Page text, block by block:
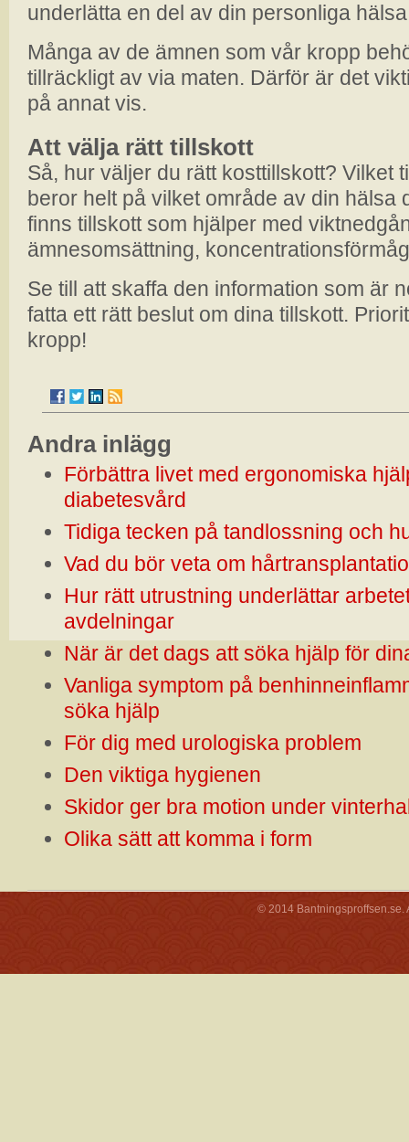
underlätta en del av din personliga
Många av de ämnen som vår kropp
tillräckligt av via maten. Därför är det
på annat vis.
Att välja rätt tillskott
Så, hur väljer du rätt kosttillskott? Vilket
beror helt på vilket område av din hälsa
finns tillskott som hjälper med
ämnesomsättning,
Se till att skaffa den information som är
fatta ett rätt beslut om dina tillskott.
kropp!
Andra inlägg
Förbättra livet med ergonomiska
diabetesvård
Tidiga tecken på tandlossning och
Vad du bör veta om
Hur rätt utrustning underlättar
avdelningar
När är det dags att söka hjälp för
Vanliga symptom på
söka hjälp
För dig med urologiska problem
Den viktiga hygienen
Skidor ger bra motion under
Olika sätt att komma i form
© 2014